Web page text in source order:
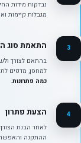
נבדקות מידות
מגבלות קיימות
3 התאמת סוג
בהתאם לצורך
למחסן, מדפים
כמה פתרונות.
4 הצעת פתרון
לאחר הבנת
ההתקנה